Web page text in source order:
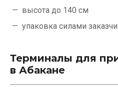
высота до 140 см
упаковка силами
Терминалы для
в Абакане